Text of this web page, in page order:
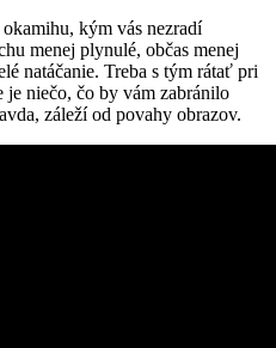
kým vás nezradí
menej plynulé, občas menej
natáčanie. Treba s tým rátať pri
je niečo, čo by vám zabránilo
záleží od povahy obrazov.